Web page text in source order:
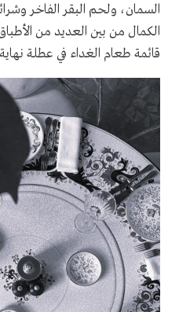
السمان، ولحم البقر الفاخر وشرائح
الكمال من بين العديد من الأطباق
قائمة طعام الغداء في عطلة نهاية